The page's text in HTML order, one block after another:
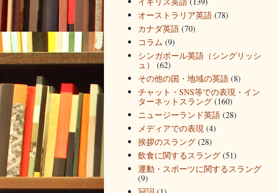
オーストラリア英語 (78)
カナダ英語 (70)
コラム (9)
シンガポール英語（シングリッシ
ュ）
(62)
その他の国・地域の英語 (8)
チャット・SNS等での表現・イン
ターネットスラング (160)
ニュージーランド英語 (28)
メディアでの表現 (4)
挨拶のスラング (28)
飲食に関するスラング (51)
運動・スポーツに関するスラング
(9)